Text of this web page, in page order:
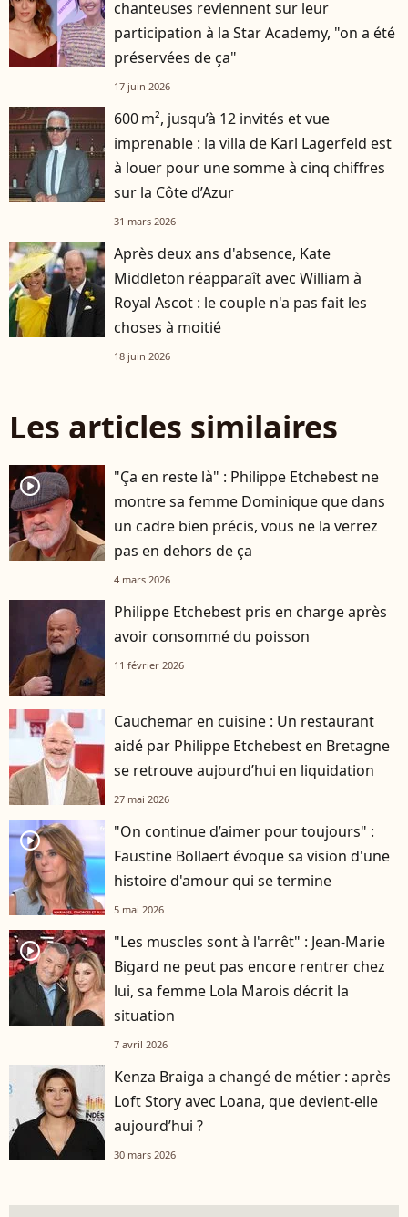
chanteuses reviennent sur leur
participation à la Star Academy, "on a été
préservées de ça"
17 juin 2026
600 m², jusqu’à 12 invités et vue
imprenable : la villa de Karl Lagerfeld est
à louer pour une somme à cinq chiffres
sur la Côte d’Azur
31 mars 2026
Après deux ans d'absence, Kate
Middleton réapparaît avec William à
Royal Ascot : le couple n'a pas fait les
choses à moitié
18 juin 2026
Les articles similaires
player2
"Ça en reste là" : Philippe Etchebest ne
montre sa femme Dominique que dans
un cadre bien précis, vous ne la verrez
pas en dehors de ça
4 mars 2026
Philippe Etchebest pris en charge après
avoir consommé du poisson
11 février 2026
Cauchemar en cuisine : Un restaurant
aidé par Philippe Etchebest en Bretagne
se retrouve aujourd’hui en liquidation
27 mai 2026
player2
"On continue d’aimer pour toujours" :
Faustine Bollaert évoque sa vision d'une
histoire d'amour qui se termine
5 mai 2026
player2
"Les muscles sont à l'arrêt" : Jean-Marie
Bigard ne peut pas encore rentrer chez
lui, sa femme Lola Marois décrit la
situation
7 avril 2026
Kenza Braiga a changé de métier : après
Loft Story avec Loana, que devient-elle
aujourd’hui ?
30 mars 2026